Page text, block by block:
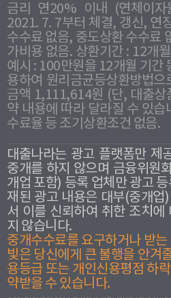
금리 연20% 이내 (연체이
2021. 7. 7부터 체결, 갱신, 연
수수료 없음, 중도상환 수수료
가비용 없음. 상환기간 : 12개
예시 : 100만원을 12개월 기간
용하여 원리금균등상환방법
금액 1,111,614원 (단, 대출상
약 내용에 따라 달라질 수 있
수료율 등 조기상환조건 없음.
대출나라는 광고 플랫폼만 제
중개를 하지 않으며 금융위원
개업 포함) 등록 업체만 광고
재된 광고 내용은 대부(중개업
서 이를 신뢰하여 취한 조치에
지 않습니다.
중개수수료를 요구하거나 받
빛은 당신에게 큰 불행을 안겨
용등급 또는 개인신용평점 하
약받을 수 있습니다.